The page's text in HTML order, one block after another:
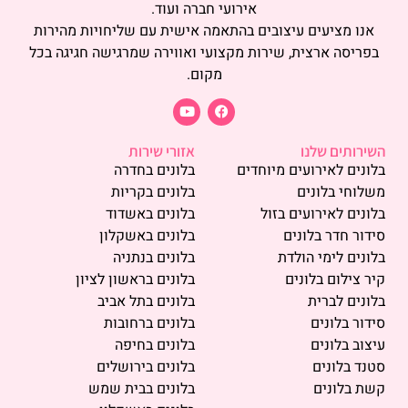
אירועי חברה ועוד.
אנו מציעים עיצובים בהתאמה אישית עם שליחויות מהירות
בפריסה ארצית, שירות מקצועי ואווירה שמרגישה חגיגה בכל
מקום.
השירותים שלנו
בלונים לאירועים מיוחדים
משלוחי בלונים
בלונים לאירועים בזול
סידור חדר בלונים
בלונים לימי הולדת
קיר צילום בלונים
בלונים לברית
סידור בלונים
עיצוב בלונים
סטנד בלונים
קשת בלונים
אזורי שירות
בלונים בחדרה
בלונים בקריות
בלונים באשדוד
בלונים באשקלון
בלונים בנתניה
בלונים בראשון לציון
בלונים בתל אביב
בלונים ברחובות
בלונים בחיפה
בלונים בירושלים
בלונים בבית שמש